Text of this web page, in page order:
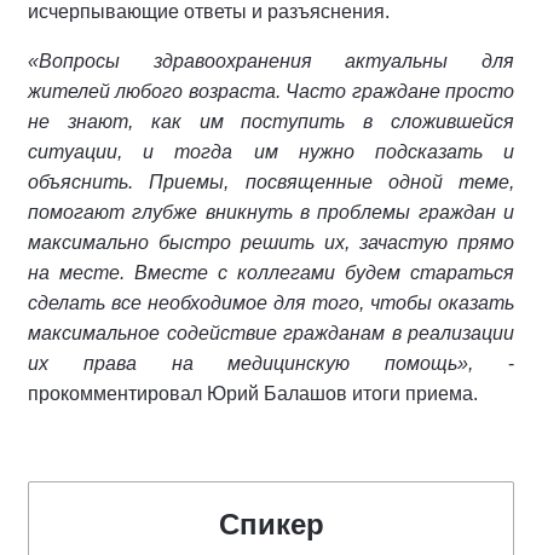
исчерпывающие ответы и разъяснения.
«Вопросы здравоохранения актуальны для
жителей любого возраста. Часто граждане просто
не знают, как им поступить в сложившейся
ситуации, и тогда им нужно подсказать и
объяснить. Приемы, посвященные одной теме,
помогают глубже вникнуть в проблемы граждан и
максимально быстро решить их, зачастую прямо
на месте. Вместе с коллегами будем стараться
сделать все необходимое для того, чтобы оказать
максимальное содействие гражданам в реализации
их права на медицинскую помощь», -
прокомментировал Юрий Балашов итоги приема.
Спикер